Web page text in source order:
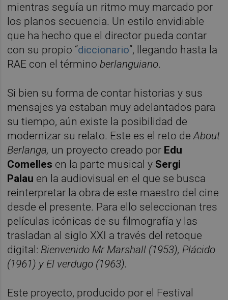
mientras seguía un ritmo muy marcado por
los planos secuencia. Un estilo envidiable
que ha hecho que el director pueda contar
con su propio “diccionario”, llegando hasta la
RAE con el términoberlanguiano.
Si bien su forma de contar historias y sus
mensajes ya estaban muy adelantados para
su tiempo, aún existe la posibilidad de
modernizar su relato. Este es el reto deAbout
Berlanga, un proyecto creado por Edu
Comelles en la parte musical y Sergi
Palau en la audiovisual en el que se busca
reinterpretar la obra de este maestro del cine
desde el presente. Para ello seleccionan tres
películas icónicas de su filmografía y las
trasladan al siglo XXI a través del retoque
digital: Bienvenido Mr Marshall (1953), Plácido
(1961) y El verdugo (1963).
Este proyecto, producido por el Festival